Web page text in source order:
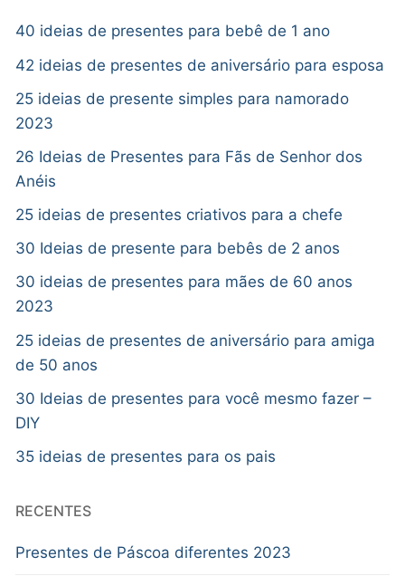
40 ideias de presentes para bebê de 1 ano
42 ideias de presentes de aniversário para esposa
25 ideias de presente simples para namorado
2023
26 Ideias de Presentes para Fãs de Senhor dos
Anéis
25 ideias de presentes criativos para a chefe
30 Ideias de presente para bebês de 2 anos
30 ideias de presentes para mães de 60 anos
2023
25 ideias de presentes de aniversário para amiga
de 50 anos
30 Ideias de presentes para você mesmo fazer –
DIY
35 ideias de presentes para os pais
RECENTES
Presentes de Páscoa diferentes 2023